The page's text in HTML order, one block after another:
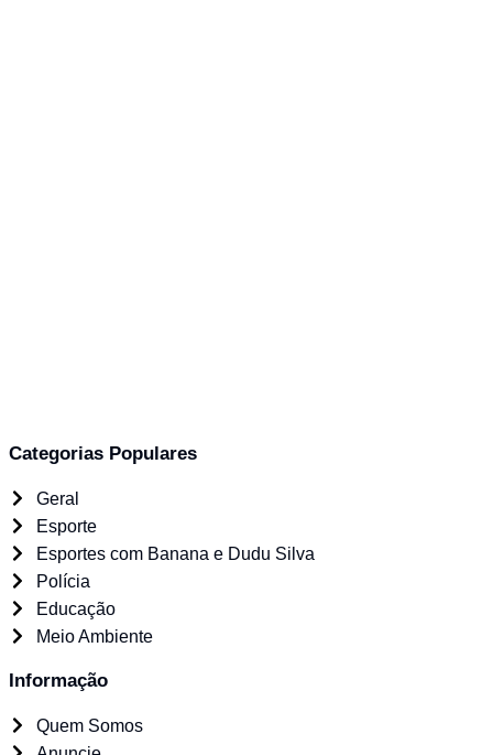
Categorias Populares
Geral
Esporte
Esportes com Banana e Dudu Silva
Polícia
Educação
Meio Ambiente
Informação
Quem Somos